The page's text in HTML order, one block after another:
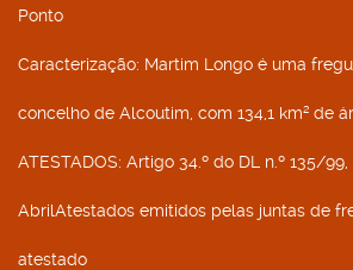
Ponto
Caracterização: Martim Longo é uma
concelho de Alcoutim, com 134,1 km² de
ATESTADOS: Artigo 34.º do DL n.º 135/
AbrilAtestados emitidos pelas juntas de
atestado